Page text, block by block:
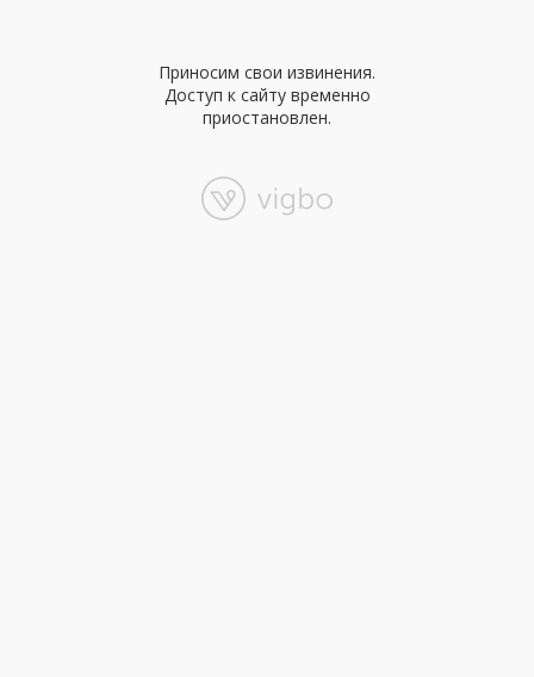
Приносим свои извинения.
Доступ к сайту временно
приостановлен.